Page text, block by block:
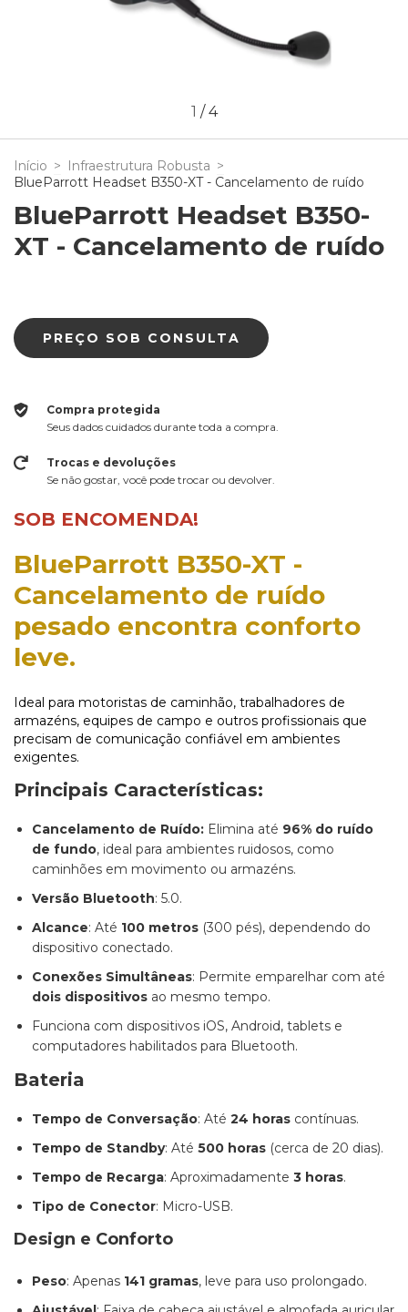
1 /4
Início > Infraestrutura Robusta >
BlueParrott Headset B350-XT - Cancelamento de ruído
BlueParrott Headset B350-
XT - Cancelamento de ruído
Compra protegida
Seus dados cuidados durante toda a compra.
Trocas e devoluções
Se não gostar, você pode trocar ou devolver.
SOB ENCOMENDA!
BlueParrott B350-XT -
Cancelamento de ruído
pesado encontra conforto
leve.
Ideal para motoristas de caminhão, trabalhadores de
armazéns, equipes de campo e outros profissionais que
precisam de comunicação confiável em ambientes
exigentes.
Principais Características:
Cancelamento de Ruído: Elimina até 96% do ruído
de fundo, ideal para ambientes ruidosos, como
caminhões em movimento ou armazéns.
Versão Bluetooth: 5.0.
Alcance: Até 100 metros (300 pés), dependendo do
dispositivo conectado.
Conexões Simultâneas: Permite emparelhar com até
dois dispositivos ao mesmo tempo.
Funciona com dispositivos iOS, Android, tablets e
computadores habilitados para Bluetooth.
Bateria
Tempo de Conversação: Até 24 horas contínuas.
Tempo de Standby: Até 500 horas (cerca de 20 dias).
Tempo de Recarga: Aproximadamente 3 horas.
Tipo de Conector: Micro-USB.
Design e Conforto
Peso: Apenas 141 gramas, leve para uso prolongado.